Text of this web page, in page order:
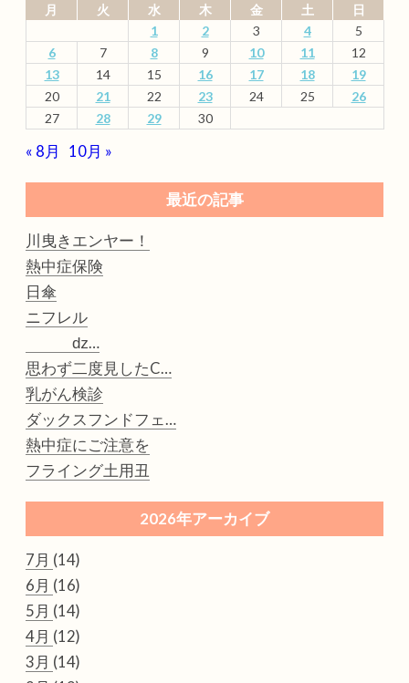
月 火 水 木 金 土
日
1
2 3 4
5
6
7 8 9 10 11
12
13
14 15 16 17 18
19
20
21 22 23 24 25
26
27
28 29 30
« 8月 10月 »
最近の記事
川曳きエンヤー！
熱中症保険
日傘
ニフレル
ǳ…
思わず二度見したC…
乳がん検診
ダックスフンドフェ…
熱中症にご注意を
フライング土用丑
2026年アーカイブ
7月 (14)
6月 (16)
5月 (14)
4月 (12)
3月 (14)